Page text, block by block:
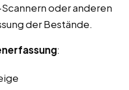
oder anderen
der Bestände.
: